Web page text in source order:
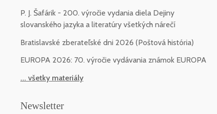
P. J. Šafárik - 200. výročie vydania diela Dejiny
slovanského jazyka a literatúry všetkých nárečí
Bratislavské zberateľské dni 2026 (Poštová história)
EUROPA 2026: 70. výročie vydávania známok EUROPA
... všetky materiály
Newsletter